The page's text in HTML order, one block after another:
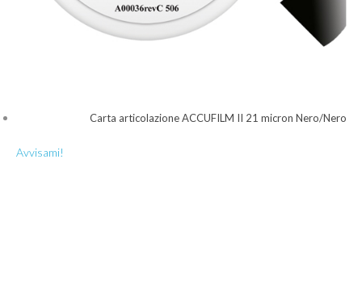
Carta articolazione ACCUFILM II 21 micron Nero/Nero
Avvisami!